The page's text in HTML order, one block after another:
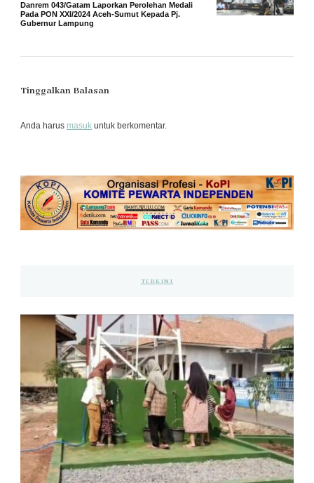
Danrem 043/Gatam Laporkan Perolehan Medali
Pada PON XXI/2024 Aceh-Sumut Kepada Pj.
Gubernur Lampung
Tinggalkan Balasan
Anda harus masuk untuk berkomentar.
TERKINI